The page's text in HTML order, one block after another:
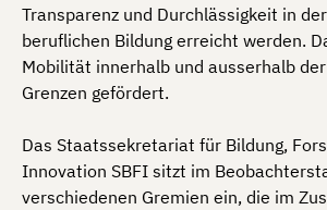
Transparenz und Durchlässigkeit in
beruflichen Bildung erreicht werden.
Mobilität innerhalb und ausserhalb
Grenzen gefördert.
Das Staatssekretariat für Bildung,
Innovation SBFI sitzt im
verschiedenen Gremien ein, die im